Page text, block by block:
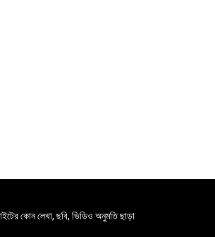
কোন লেখা, ছবি, ভিডিও অনুমতি ছাড়া